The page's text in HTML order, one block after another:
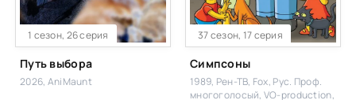
1 сезон, 26 серия
Путь выбора
2026, AniMaunt
37 сезон, 17 серия
Симпсоны
1989, Рен-ТВ, Fox, Рус. Проф.
многоголосый, VO-production,